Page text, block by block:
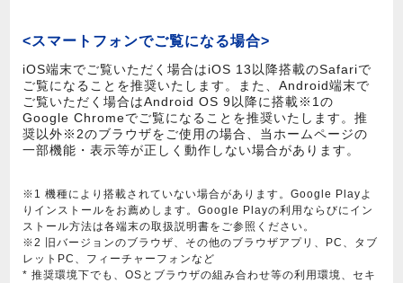
<スマートフォンでご覧になる場合>
iOS端末でご覧いただく場合はiOS 13以降搭載のSafariで
ご覧になることを推奨いたします。また、Android端末で
ご覧いただく場合はAndroid OS 9以降に搭載※1の
Google Chromeでご覧になることを推奨いたします。推
奨以外※2のブラウザをご使用の場合、当ホームページの
一部機能・表示等が正しく動作しない場合があります。
※1 機種により搭載されていない場合があります。Google Playよ
りインストールをお薦めします。Google Playの利用ならびにイン
ストール方法は各端末の取扱説明書をご参照ください。
※2 旧バージョンのブラウザ、その他のブラウザアプリ、PC、タブ
レットPC、フィーチャーフォンなど
* 推奨環境下でも、OSとブラウザの組み合わせ等の利用環境、セキ